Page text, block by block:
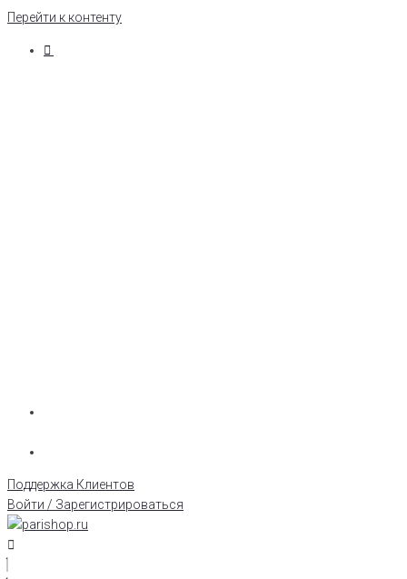
Перейти к контенту
Поддержка Клиентов
Войти / Зарегистрироваться